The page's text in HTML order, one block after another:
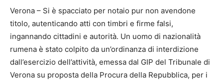
Verona – Si è spacciato per notaio pur non avendone
titolo, autenticando atti con timbri e firme falsi,
ingannando cittadini e autorità. Un uomo di nazionalità
rumena è stato colpito da un’ordinanza di interdizione
dall’esercizio dell’attività, emessa dal GIP del Tribunale di
Verona su proposta della Procura della Repubblica, per i